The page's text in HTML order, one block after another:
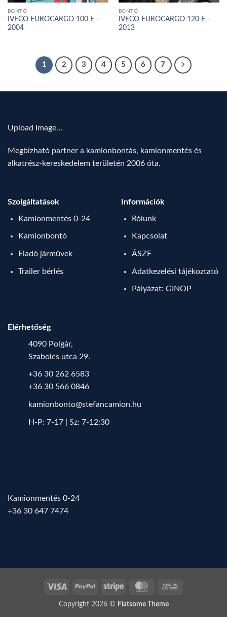
BONTÓ
IVECO EUROCARGO 100 E –
2004
BONTÓ
IVECO EUROCARGO 120 E –
2013
1 2 3 4 5 6 7
Upload Image...
Megbízható partner a kamionbontás, kamionmentés és
alkatrész-kereskedelem területén 2006 óta.
Szolgáltatások
Kamionmentés 0-24
Kamionbontó
Eladó járművek
Trailer bérlés
Információk
Rólunk
Kapcsolat
ÁSZF
Adatkezelési tájékoztató
Pályázat: GINOP
Elérhetőség
4090 Polgár,
Szabolcs utca 29.
+36 30 262 6583
+36 30 566 0846
kamionbonto@stefancamion.hu
H-P: 7-17 | Sz: 7-12:30
Kamionmentés 0-24
+36 30 647 7474
Visa PayPal Stripe MasterCard
Copyright 2026 © Flatsome Theme